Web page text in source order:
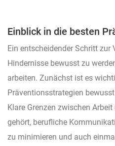
Einblick in die besten
Ein entscheidender Schritt zur
Hindernisse bewusst zu
arbeiten. Zunächst ist es
Präventionsstrategien
Klare Grenzen zwischen
gehört, berufliche
zu minimieren und auch